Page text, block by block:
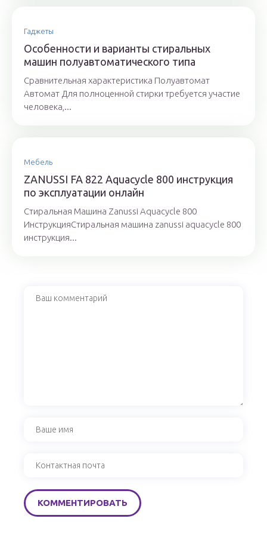
Гаджеты
Особенности и варианты стиральных
машин полуавтоматического типа
Сравнительная характеристика Полуавтомат
Автомат Для полноценной стирки требуется участие
человека,...
Мебель
ZANUSSI FA 822 Aquacycle 800 инструкция
по эксплуатации онлайн
Стиральная Машина Zanussi Aquacycle 800
ИнструкцияСтиральная машина zanussi aquacycle 800
инструкция...